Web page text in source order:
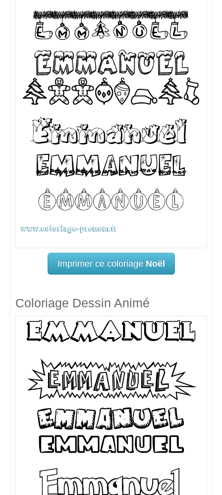
Imprimer ce coloriage Noël
Coloriage Dessin Animé